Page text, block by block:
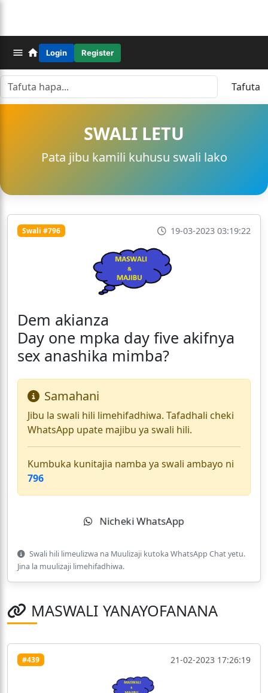
Login Register
Tafuta
SWALI LETU
Pata jibu kamili kuhusu swali lako
Swali #796 19-03-2023 03:19:22
Dem akianza
Day one mpka day five akifnya
sex anashika mimba?
Samahani
Jibu la swali hili limehifadhiwa. Tafadhali cheki
WhatsApp upate majibu ya swali hili.
Kumbuka kunitajia namba ya swali ambayo ni
796
Nicheki WhatsApp
Swali hili limeulizwa na Muulizaji kutoka WhatsApp Chat yetu.
Jina la muulizaji limehifadhiwa.
MASWALI YANAYOFANANA
#439 21-02-2023 17:26:19